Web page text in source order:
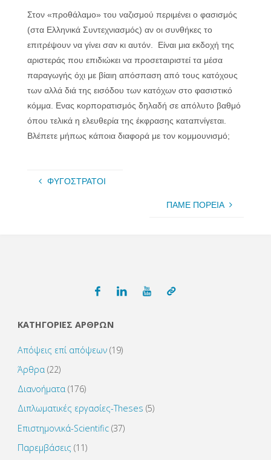
Στον «προθάλαμο» του ναζισμού περιμένει ο φασισμός
(στα Ελληνικά Συντεχνιασμός) αν οι συνθήκες το
επιτρέψουν να γίνει σαν κι αυτόν. Είναι μια εκδοχή της
αριστεράς που επιδιώκει να προσεταιριστεί τα μέσα
παραγωγής όχι με βίαιη απόσπαση από τους κατόχους
των αλλά διά της εισόδου των κατόχων στο φασιστικό
κόμμα. Ενας κορπορατισμός δηλαδή σε απόλυτο βαθμό
όπου τελικά η ελευθερία της έκφρασης καταπνίγεται.
Βλέπετε μήπως κάποια διαφορά με τον κομμουνισμό;
ΦΥΓΟΣΤΡΑΤΟΙ
ΠΑΜΕ ΠΟΡΕΙΑ
ΚΑΤΗΓΟΡΙΕΣ ΑΡΘΡΩΝ
Απόψεις επί απόψεων(19)
Άρθρα(22)
Διανοήματα(176)
Διπλωματικές εργασίες-Theses (5)
Επιστημονικά-Scientific(37)
Παρεμβάσεις (11)